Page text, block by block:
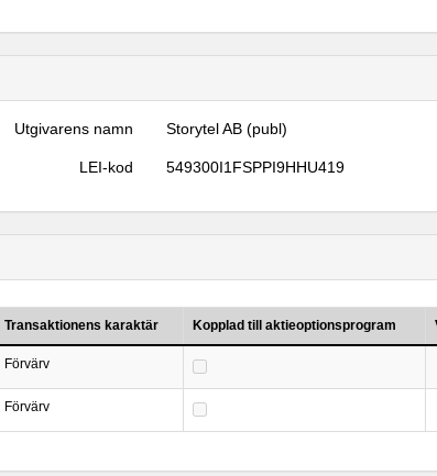
Utgivarens namn Storytel AB (publ)
LEI-kod 549300I1FSPPI9HHU419
Transaktionens karaktär Kopplad till aktieoptionsprogram
Förvärv
Förvärv